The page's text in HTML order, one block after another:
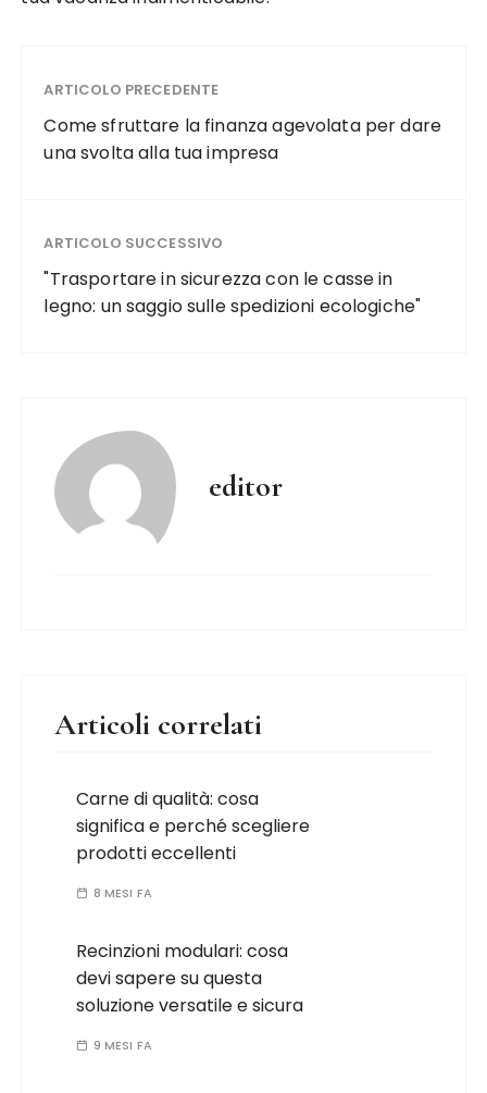
ARTICOLO PRECEDENTE
Come sfruttare la finanza agevolata per dare
una svolta alla tua impresa
ARTICOLO SUCCESSIVO
"Trasportare in sicurezza con le casse in
legno: un saggio sulle spedizioni ecologiche"
editor
Articoli correlati
Carne di qualità: cosa
significa e perché scegliere
prodotti eccellenti
8 MESI FA
Recinzioni modulari: cosa
devi sapere su questa
soluzione versatile e sicura
9 MESI FA